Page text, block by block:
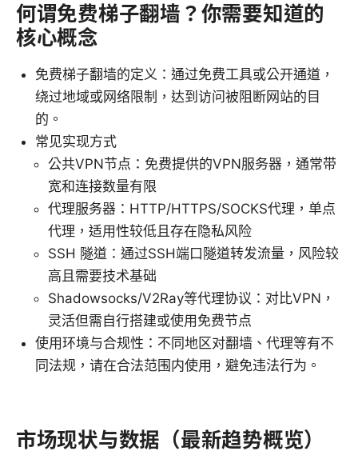
何谓免费梯子翻墙？你需要知道的
核心概念
免费梯子翻墙的定义：通过免费工具或公开通道，
绕过地域或网络限制，达到访问被阻断网站的目
的。
常见实现方式
公共VPN节点：免费提供的VPN服务器，通常带
宽和连接数量有限
代理服务器：HTTP/HTTPS/SOCKS代理，单点
代理，适用性较低且存在隐私风险
SSH 隧道：通过SSH端口隧道转发流量，风险较
高且需要技术基础
Shadowsocks/V2Ray等代理协议：对比VPN，
灵活但需自行搭建或使用免费节点
使用环境与合规性：不同地区对翻墙、代理等有不
同法规，请在合法范围内使用，避免违法行为。
市场现状与数据（最新趋势概览）